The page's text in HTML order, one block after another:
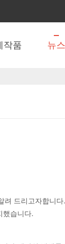
작품 뉴스
드리고자합니
습니다.